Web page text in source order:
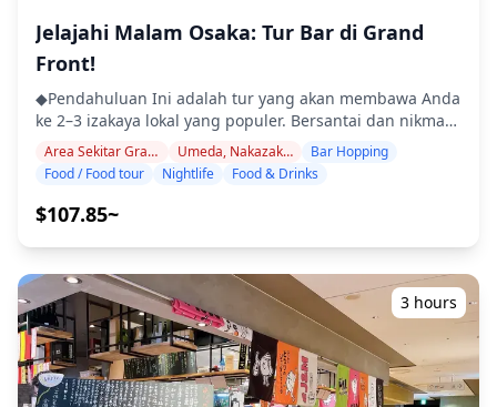
4af49ac4184d.webp?w=1200&h=800&fit=crop&q=80) ![]
(https://assets.hldycdn.com/13b86bbc-e594-4dac-98b1-
f02a2a8006f5.jpg?w=1200&h=800&fit=crop&q=80)
orang dewasa. ・Alkohol hanya disajikan untuk peserta
berusia 20 tahun ke atas (usia minum legal di Jepang).
・Harap perhatikan bahwa makanan disiapkan di dapur
yang terpisah dari Holiday Travel, jadi kami tidak dapat
menjamin makanan bebas alergi atau mengakomodasi
batasan diet. ◆Area Taman Expo '70 – Makanan &
Kehidupan Malam Area di sekitar Taman Peringatan
Expo '70 (Banpaku Kinen Koen), yang terkenal dengan
Menara Matahari, menawarkan perpaduan santai antara
pusat terdekat seperti Expo City menampilkan restoran
kasual, kafe, dan tempat makan ramah keluarga yang
menyajikan masakan internasional dan klasik Jepang.
Untuk cita rasa lokal, pengunjung dapat mencoba
hidangan khas ala Osaka seperti okonomiyaki,
kushikatsu, dan takoyaki, serta pub bir lokal dan izakaya
di lingkungan Senri-Chuo dan Suita. Dibandingkan
Jelajahi Malam Osaka: Tur Bar di Grand
Front!
◆Pendahuluan Ini adalah tur yang akan membawa Anda
ke 2–3 izakaya lokal yang populer. Bersantai dan nikmati
makanan dan minuman daerah dengan santai. Cukup
bawa uang tunai, dan serahkan sisanya kepada kami.
Mari berbagi pengalaman lokal yang tak terlupakan
bersama! ・Pilih area pilihan Anda: Umeda,
ketiga area tersebut) ・Nikmati ketenangan pikiran
dengan pemandu yang ramah, bahkan di tempat-
tempat yang mungkin tidak menggunakan Bahasa
Inggris ・Tur kelompok kecil memastikan pengalaman
yang lebih pribadi dan otentik ◆Termasuk ・Sekitar 6
minuman total ・Makan malam: hidangan izakaya dan
makanan khas lokal ・Kunjungi 2–3 tempat — seperti
Area Sekitar Grand Front Osaka Umeda, Nakazakicho, Nakanoshima
Bar Hopping
Food / Food tour
Nightlife Food & Drinks
$107.85~
3 hours